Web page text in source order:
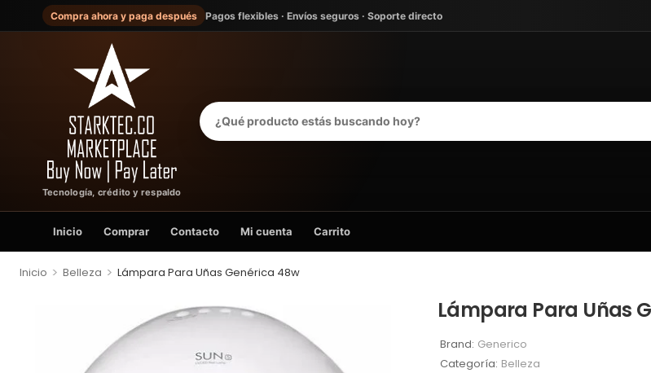
Compra ahora y paga después Pagos flexibles · Envíos seguros · Soporte directo
Tecnología, crédito y respaldo
Inicio Comprar Contacto Mi cuenta Carrito
Inicio > Belleza > Lámpara Para Uñas Genérica 48w
Lámpara Para Uñas
Brand: Generico
Categoría: Belleza